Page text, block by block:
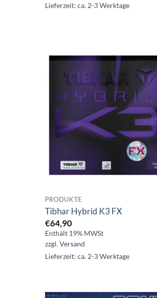
Lieferzeit: ca. 2-3 Werktage
PRODUKTE
Tibhar Hybrid K3 FX
€64,90
Enthält 19% MWSt
zzgl.Versand
Lieferzeit: ca. 2-3 Werktage